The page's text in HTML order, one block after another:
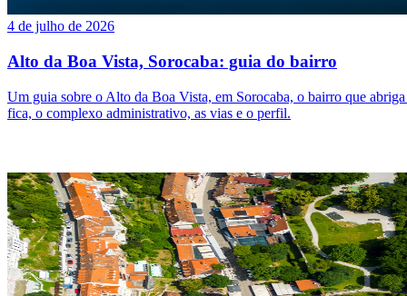
4 de julho de 2026
Alto da Boa Vista, Sorocaba: guia do bairro
Um guia sobre o Alto da Boa Vista, em Sorocaba, o bairro que
fica, o complexo administrativo, as vias e o perfil.